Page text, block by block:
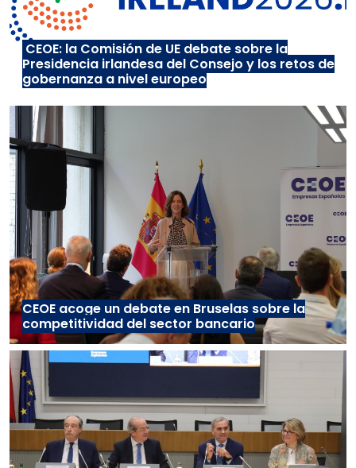
CEOE: la Comisión de UE debate sobre la
Presidencia irlandesa del Consejo y los retos de
gobernanza a nivel europeo
CEOE acoge un debate en Bruselas sobre la
competitividad del sector bancario